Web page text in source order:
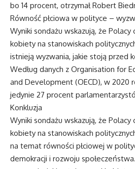
bo 14 procent, otrzymał Robert
Równość płciowa w polityce –
Wyniki sondażu wskazują, że Polacy
kobiety na stanowiskach
istnieją wyzwania, jakie stoją przed
Według danych z Organisation for
and Development (OECD), w 2020
jedynie 27 procent
Konkluzja
Wyniki sondażu wskazują, że Polacy
kobiety na stanowiskach
na temat równości płciowej w
demokracji i rozwoju